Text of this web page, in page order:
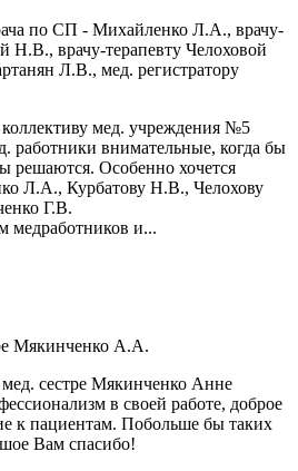
по СП - Михайленко Л.А., врачу-
Н.В., врачу-терапевту Челоховой
Л.В., мед. регистратору
мед. учреждения №5
работники внимательные, когда бы
решаются. Особенно хочется
Л.А., Курбатову Н.В., Челохову
Г.В.
медработников и...
Мякинченко А.А.
сестре Мякинченко Анне
в своей работе, доброе
к пациентам. Побольше бы таких
Вам спасибо!